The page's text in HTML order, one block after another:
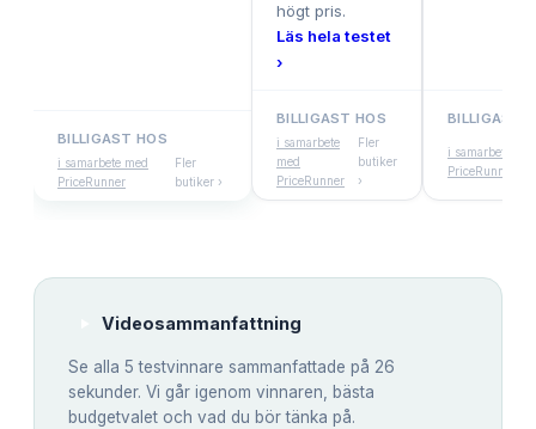
BILLIGAST HOS
i samarbete med
PriceRunner
Fler
butiker ›
högt pris.
Läs hela testet
›
BILLIGAST HOS
i samarbete
med
PriceRunner
Fler
butiker
›
BILLIGAST
i samarbete
PriceRunner
Videosammanfattning
Se alla 5 testvinnare sammanfattade på 26
sekunder. Vi går igenom vinnaren, bästa
budgetvalet och vad du bör tänka på.